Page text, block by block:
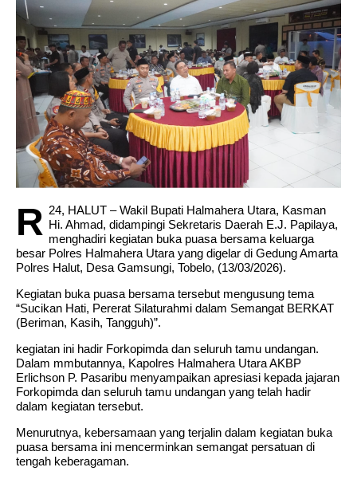
Israel-Hamas war live updates: Anti-U.S. opinion
in Arab countries grows over support for Israel,
leaders tell Blinken
R 24, HALUT – Wakil Bupati Halmahera Utara, Kasman
Hi. Ahmad, didampingi Sekretaris Daerah E.J. Papilaya,
menghadiri kegiatan buka puasa bersama keluarga
besar Polres Halmahera Utara yang digelar di Gedung Amarta
Polres Halut, Desa Gamsungi, Tobelo, (13/03/2026).
Kegiatan buka puasa bersama tersebut mengusung tema
“Sucikan Hati, Pererat Silaturahmi dalam Semangat BERKAT
(Beriman, Kasih, Tangguh)”.
kegiatan ini hadir Forkopimda dan seluruh tamu undangan.
Dalam mmbutannya, Kapolres Halmahera Utara AKBP
Erlichson P. Pasaribu menyampaikan apresiasi kepada jajaran
Forkopimda dan seluruh tamu undangan yang telah hadir
dalam kegiatan tersebut.
Menurutnya, kebersamaan yang terjalin dalam kegiatan buka
puasa bersama ini mencerminkan semangat persatuan di
tengah keberagaman.